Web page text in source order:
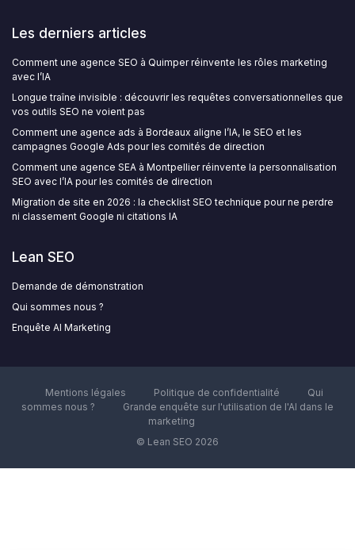
Les derniers articles
Comment une agence SEO à Quimper réinvente les rôles marketing
avec l’IA
Longue traîne invisible : découvrir les requêtes conversationnelles que
vos outils SEO ne voient pas
Comment une agence ads à Bordeaux aligne l’IA, le SEO et les
campagnes Google Ads pour les comités de direction
Comment une agence SEA à Montpellier réinvente la personnalisation
SEO avec l’IA pour les comités de direction
Migration de site en 2026 : la checklist SEO technique pour ne perdre
ni classement Google ni citations IA
Lean SEO
Demande de démonstration
Qui sommes nous ?
Enquête AI Marketing
Mentions légales Politique de confidentialité
Qui
sommes nous ?
Grande enquête sur l'utilisation de l'AI dans le
marketing
© Lean SEO 2026